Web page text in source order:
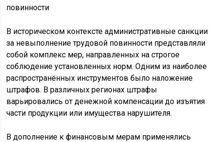
В историческом контексте административные санкции
за невыполнение трудовой повинности представляли
собой комплекс мер, направленных на строгое
соблюдение установленных норм. Одним из наиболее
распространённых инструментов было наложение
штрафов. В различных регионах штрафы
варьировались от денежной компенсации до изъятия
части продукции или имущества нарушителя.
В дополнение к финансовым мерам применялись